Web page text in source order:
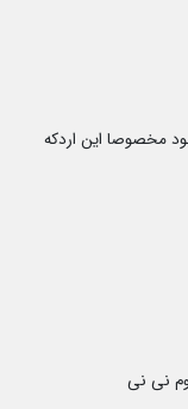
مخصوصا این اردکه
نی نی